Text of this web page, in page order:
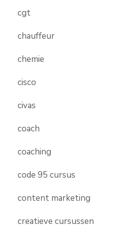
cgt
chauffeur
chemie
cisco
civas
coach
coaching
code 95 cursus
content marketing
creatieve cursussen